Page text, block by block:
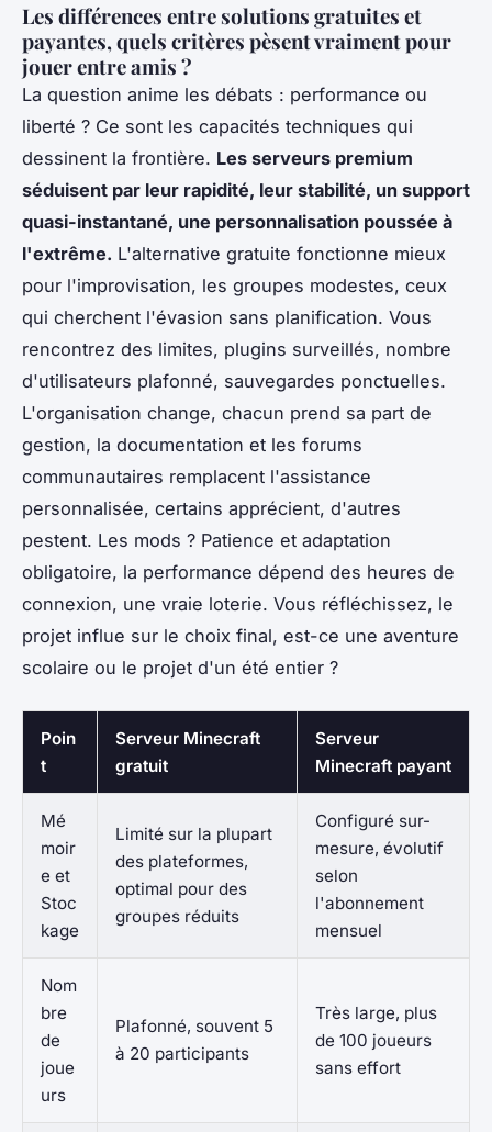
Les différences entre solutions gratuites et
payantes, quels critères pèsent vraiment pour
jouer entre amis ?
La question anime les débats : performance ou
liberté ? Ce sont les capacités techniques qui
dessinent la frontière. Les serveurs premium
séduisent par leur rapidité, leur stabilité, un support
quasi-instantané, une personnalisation poussée à
l'extrême. L'alternative gratuite fonctionne mieux
pour l'improvisation, les groupes modestes, ceux
qui cherchent l'évasion sans planification. Vous
rencontrez des limites, plugins surveillés, nombre
d'utilisateurs plafonné, sauvegardes ponctuelles.
L'organisation change, chacun prend sa part de
gestion, la documentation et les forums
communautaires remplacent l'assistance
personnalisée, certains apprécient, d'autres
pestent. Les mods ? Patience et adaptation
obligatoire, la performance dépend des heures de
connexion, une vraie loterie. Vous réfléchissez, le
projet influe sur le choix final, est-ce une aventure
scolaire ou le projet d'un été entier ?
Poin
t
Serveur Minecraft
gratuit
Serveur
Minecraft payant
Mé
moir
e et
Stoc
kage
Limité sur la plupart
des plateformes,
optimal pour des
groupes réduits
Configuré sur-
mesure, évolutif
selon
l'abonnement
mensuel
Nom
bre
de
joue
urs
Plafonné, souvent 5
à 20 participants
Très large, plus
de 100 joueurs
sans effort